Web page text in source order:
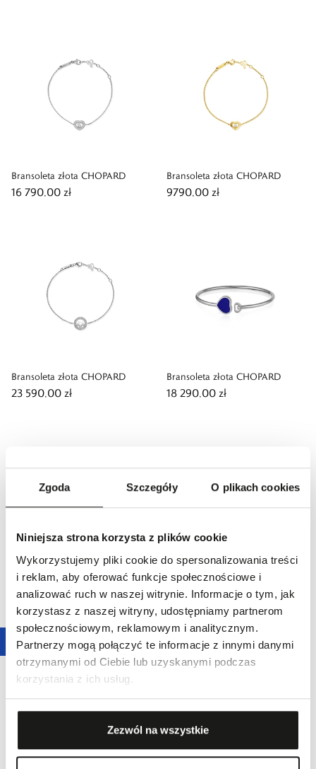
Zgoda Szczegóły O plikach cookies
Niniejsza strona korzysta z plików cookie
Wykorzystujemy pliki cookie do spersonalizowania treści
i reklam, aby oferować funkcje społecznościowe i
analizować ruch w naszej witrynie. Informacje o tym, jak
korzystasz z naszej witryny, udostępniamy partnerom
społecznościowym, reklamowym i analitycznym.
Partnerzy mogą połączyć te informacje z innymi danymi
otrzymanymi od Ciebie lub uzyskanymi podczas
korzystania z ich usług.
Zezwól na wszystkie
Bransoleta złota CHOPARD
16 790,00 zł
Bransoleta złota CHOPARD
9790,00 zł
Bransoleta złota CHOPARD
23 590,00 zł
Bransoleta złota CHOPARD
18 290,00 zł
Kolczyki złote CHOPARD
24 290,00 zł
Kolczyki złote CHOPARD
45 190,00 zł